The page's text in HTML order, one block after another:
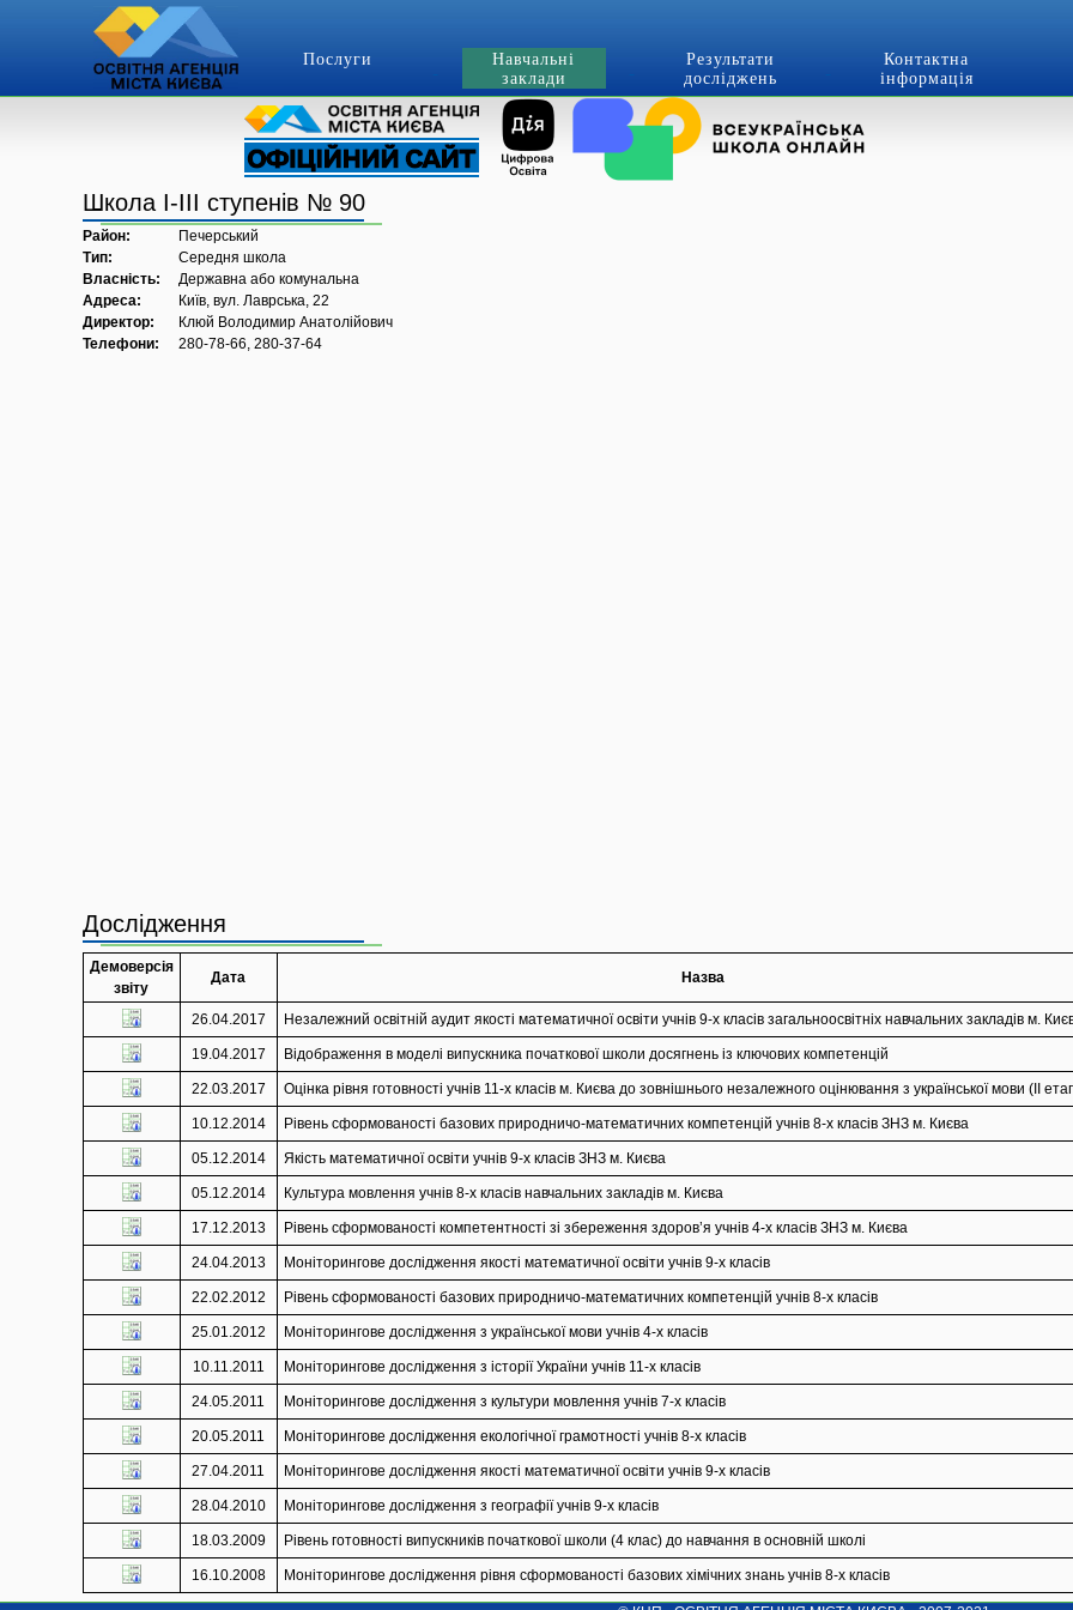
Послуги
Навчальні
заклади
Результати
досліджень
Контактна
інформація
Школа I-III ступенів № 90
Район:
Печерський
Тип:
Середня школа
Власність:
Державна або комунальна
Адреса:
Київ, вул. Лаврська, 22
Директор:
Клюй Володимир Анатолійович
Телефони:
280-78-66, 280-37-64
Дослідження
Демоверсія
звіту
Дата Назва
26.04.2017 Незалежний освітній аудит якості математичної освіти учнів 9-х класів загальноосвітніх навчальних закладів м.
19.04.2017 Відображення в моделі випускника початкової школи досягнень із ключових компетенцій
22.03.2017 Оцінка рівня готовності учнів 11-х класів м. Києва до зовнішнього незалежного оцінювання з української мови (II
10.12.2014 Рівень сформованості базових природничо-математичних компетенцій учнів 8-х класів ЗНЗ м. Києва
05.12.2014 Якість математичної освіти учнів 9-х класів ЗНЗ м. Києва
05.12.2014 Культура мовлення учнів 8-х класів навчальних закладів м. Києва
17.12.2013 Рівень сформованості компетентності зі збереження здоров’я учнів 4-х класів ЗНЗ м. Києва
24.04.2013 Моніторингове дослідження якості математичної освіти учнів 9-х класів
22.02.2012 Рівень сформованості базових природничо-математичних компетенцій учнів 8-х класів
25.01.2012 Моніторингове дослідження з української мови учнів 4-х класів
10.11.2011 Моніторингове дослідження з історії України учнів 11-х класів
24.05.2011 Моніторингове дослідження з культури мовлення учнів 7-х класів
20.05.2011 Моніторингове дослідження екологічної грамотності учнів 8-х класів
27.04.2011 Моніторингове дослідження якості математичної освіти учнів 9-х класів
28.04.2010 Моніторингове дослідження з географії учнів 9-х класів
18.03.2009 Рівень готовності випускників початкової школи (4 клас) до навчання в основній школі
16.10.2008 Моніторингове дослідження рівня сформованості базових хімічних знань учнів 8-х класів